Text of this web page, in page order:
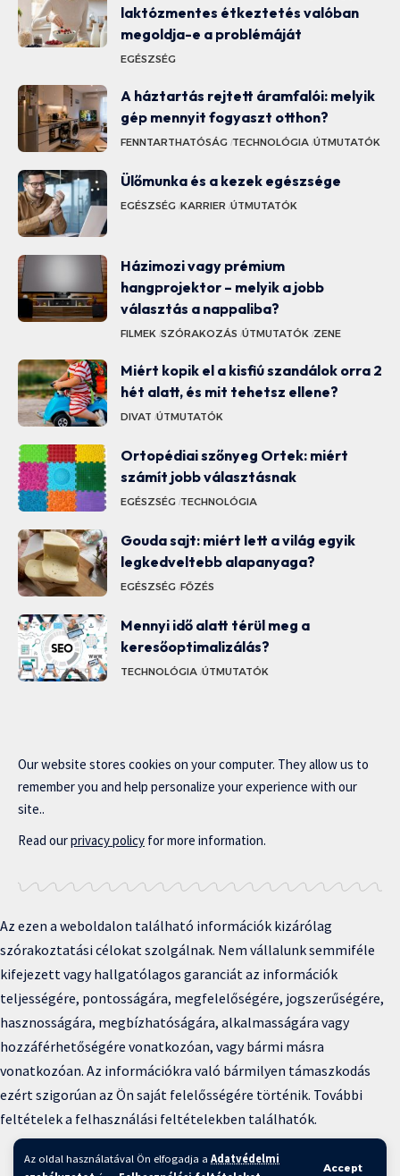
Az oldal használatával Ön elfogadja a Adatvédelmi
Accept
laktózmentes étkeztetés valóban
megoldja-e a problémáját
EGÉSZSÉG
A háztartás rejtett áramfalói: melyik
gép mennyit fogyaszt otthon?
FENNTARTHATÓSÁG TECHNOLÓGIA ÚTMUTATÓK
Ülőmunka és a kezek egészsége
EGÉSZSÉG KARRIER ÚTMUTATÓK
Házimozi vagy prémium
hangprojektor – melyik a jobb
választás a nappaliba?
FILMEK SZÓRAKOZÁS ÚTMUTATÓK ZENE
Miért kopik el a kisfiú szandálok orra 2
hét alatt, és mit tehetsz ellene?
DIVAT ÚTMUTATÓK
Ortopédiai szőnyeg Ortek: miért
számít jobb választásnak
EGÉSZSÉG TECHNOLÓGIA
Gouda sajt: miért lett a világ egyik
legkedveltebb alapanyaga?
EGÉSZSÉG FŐZÉS
Mennyi idő alatt térül meg a
keresőoptimalizálás?
TECHNOLÓGIA ÚTMUTATÓK
Our website stores cookies on your computer. They allow us to
remember you and help personalize your experience with our
site..
Read ourprivacy policy for more information.
Az ezen a weboldalon található információk kizárólag
szórakoztatási célokat szolgálnak. Nem vállalunk semmiféle
kifejezett vagy hallgatólagos garanciát az információk
teljességére, pontosságára, megfelelőségére, jogszerűségére,
hasznosságára, megbízhatóságára, alkalmasságára vagy
hozzáférhetőségére vonatkozóan, vagy bármi másra
vonatkozóan. Az információkra való bármilyen támaszkodás
ezért szigorúan az Ön saját felelősségére történik. További
feltételek a felhasználási feltételekben találhatók.
Copyright © 2025 BFKH.hu